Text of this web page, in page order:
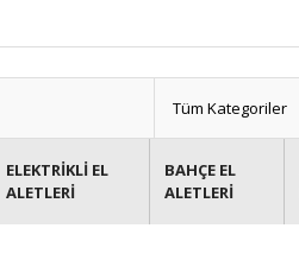
ELEKTRİKLİ EL
ALETLERİ
BAHÇE EL
ALETLERİ